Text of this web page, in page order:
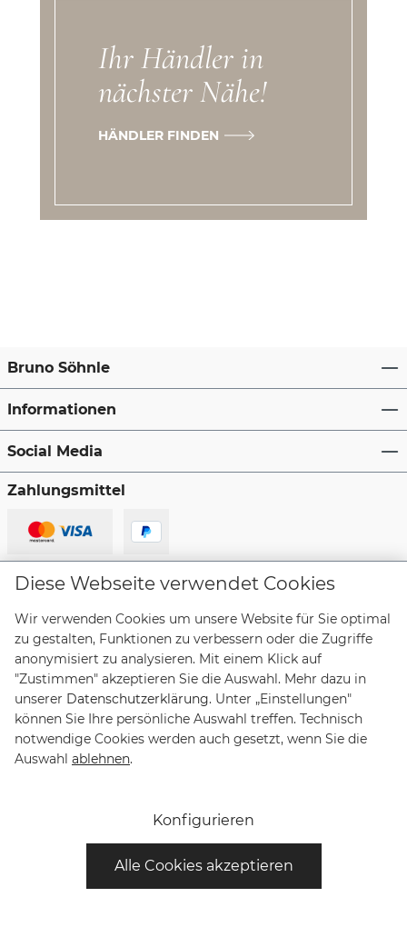
Ihr Händler in
nächster Nähe!
HÄNDLER FINDEN
Bruno Söhnle
Informationen
Social Media
Zahlungsmittel
Lieferanten
Vertrag widerrufen
* Alle Preise inkl. gesetzl. Mehrwertsteuer zzgl.
sind versandkostenfrei, Lieferzeiten für andere Länder
entnehmen Sie bitte der Schaltfläche mit den
Diese Webseite verwendet Cookies
Wir verwenden Cookies um unsere Website für Sie optimal
zu gestalten, Funktionen zu verbessern oder die Zugriffe
anonymisiert zu analysieren. Mit einem Klick auf
"Zustimmen" akzeptieren Sie die Auswahl. Mehr dazu in
unserer Datenschutzerklärung. Unter „Einstellungen"
können Sie Ihre persönliche Auswahl treffen. Technisch
notwendige Cookies werden auch gesetzt, wenn Sie die
Auswahl ablehnen.
Konfigurieren
Alle Cookies akzeptieren